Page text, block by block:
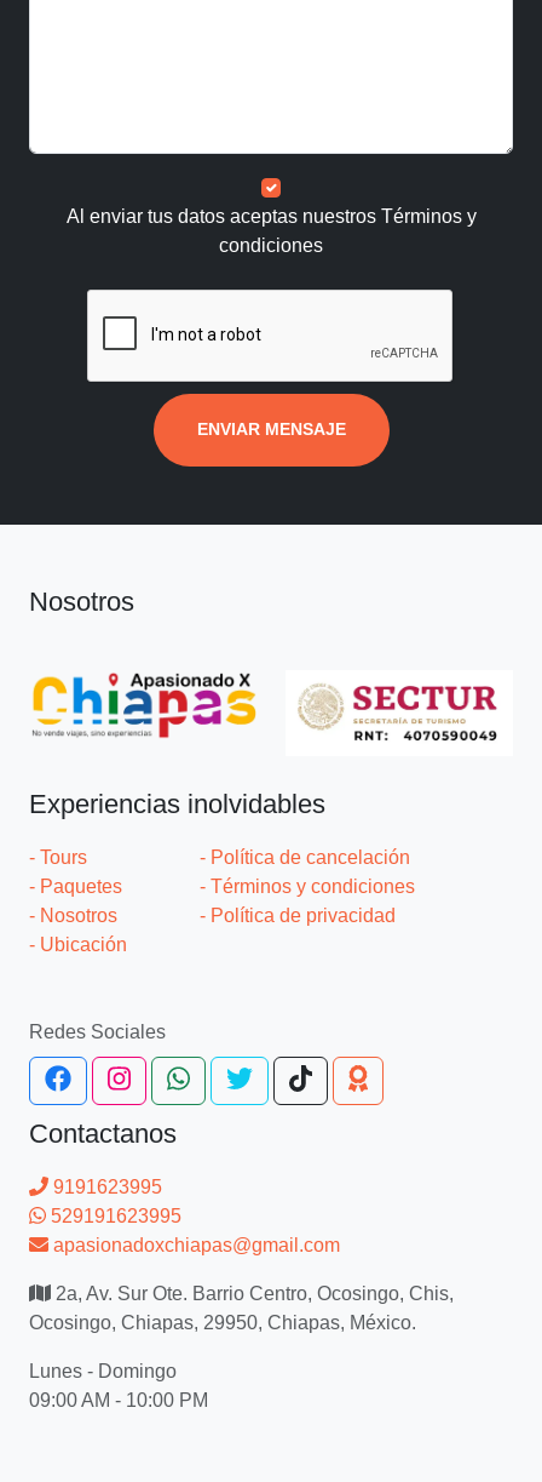
Al enviar tus datos aceptas nuestros Términos y
condiciones
ENVIAR MENSAJE
Nosotros
Experiencias inolvidables
- Tours
- Paquetes
- Nosotros
- Ubicación
- Política de cancelación
- Términos y condiciones
- Política de privacidad
Redes Sociales
Contactanos
9191623995
529191623995
apasionadoxchiapas@gmail.com
2a, Av. Sur Ote. Barrio Centro, Ocosingo, Chis,
Ocosingo, Chiapas, 29950, Chiapas, México.
Lunes - Domingo
09:00 AM - 10:00 PM